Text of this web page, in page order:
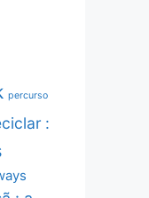
percurso
: